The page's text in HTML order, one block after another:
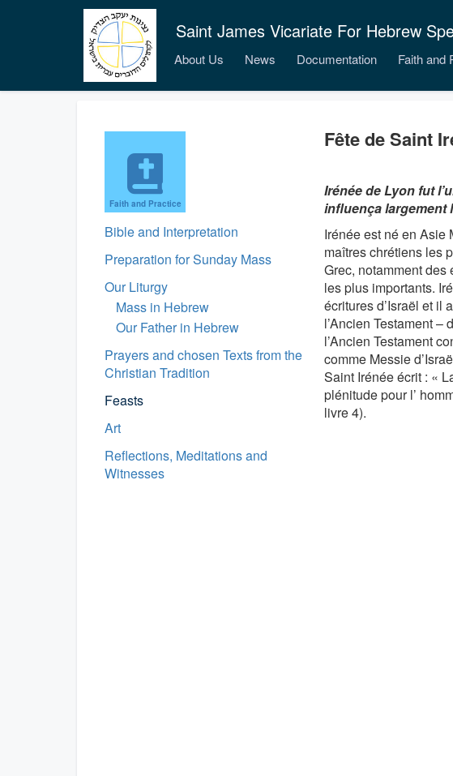
Saint James Vicariate For Hebrew
About Us News Documentation Faith and
Faith and Practice
Bible and Interpretation
Preparation for Sunday Mass
Our Liturgy
Mass in Hebrew
Our Father in Hebrew
Prayers and chosen Texts from the
Christian Tradition
Feasts
Art
Reflections, Meditations and
Witnesses
Fête de Saint
Irénée de Lyon fut
influença largement
Irénée est né en Asie
maîtres chrétiens les
Grec, notamment
les plus importants.
écritures d’Israël et il
l’Ancien Testament –
l’Ancien Testament
comme Messie
Saint Irénée écrit : «
plénitude pour l’
livre 4).